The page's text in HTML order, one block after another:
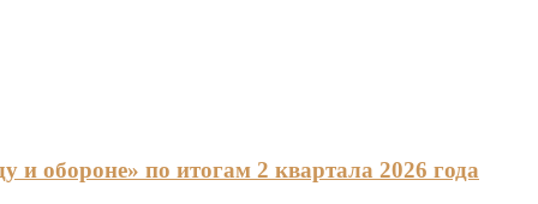
обороне» по итогам 2 квартала 2026 года